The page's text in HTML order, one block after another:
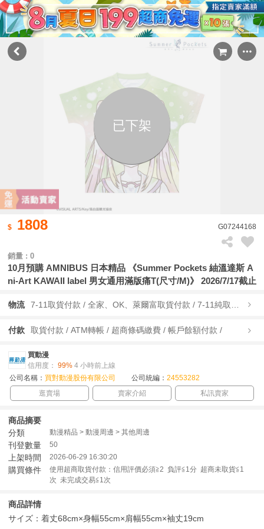
已下架
1808 G07244168
銷量 : 0
10月預購 AMNIBUS 日本精品 《Summer Pockets 紬溫達斯 A
ni-Art KAWAII label 男女通用滿版痛T(尺寸/M)》 2026/7/17截止
物流
付款 取貨付款 / ATM轉帳 / 超商條碼繳費 / 帳戶餘額付款 /
買動漫
信用度： 99% 4 小時前上線
公司名稱： 買對動漫股份有限公司 公司統編： 24553282
逛賣場
賣家介紹 私訊賣家
商品摘要
分類
動漫精品 > 動漫周邊 > 其他周邊
刊登數量 50
上架時間 2026-06-29 16:30:20
購買條件
使用超商取貨付款：信用評價必須≧2 負評≦1分 超商未取貨≦1
次 未完成交易≦1次
商品詳情
サイズ：着丈68cm×身幅55cm×肩幅55cm×袖丈19cm